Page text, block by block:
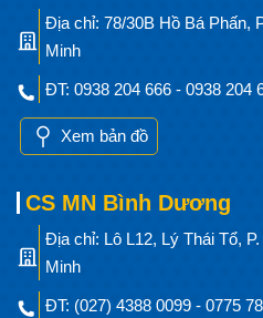
Địa chỉ: 78/30B Hồ Bá Phấn,
Minh
ĐT: 0938 204 666 - 0938 204
Xem bản đồ
CS MN Bình Dương
Địa chỉ: Lô L12, Lý Thái Tổ,
Minh
ĐT: (027) 4388 0099 - 0775